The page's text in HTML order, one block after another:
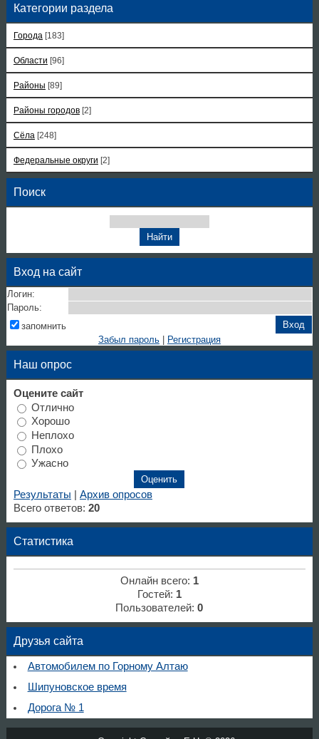
Категории раздела
Города [183]
Области [96]
Районы [89]
Районы городов [2]
Сёла [248]
Федеральные округи [2]
Поиск
Вход на сайт
Логин:
Пароль:
запомнить
Забыл пароль| Регистрация
Наш опрос
Оцените сайт
Отлично
Хорошо
Неплохо
Плохо
Ужасно
Результаты
Архив опросов
Всего ответов: 20
Статистика
Онлайн всего: 1
Гостей: 1
Пользователей:0
Друзья сайта
Автомобилем по Горному Алтаю
Шипуновское время
Дорога № 1